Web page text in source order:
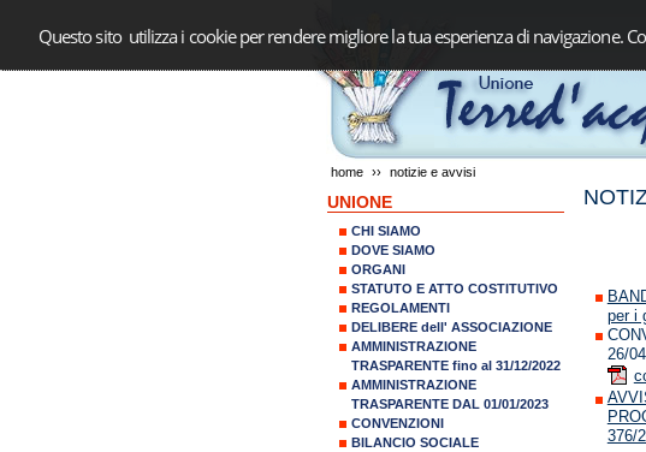
Questo sito utilizza i cookie per rendere migliore la tua esperienza di navigazione.
home ›› notizie e avvisi
UNIONE
CHI SIAMO
DOVE SIAMO
ORGANI
STATUTO E ATTO COSTITUTIVO
REGOLAMENTI
DELIBERE dell' ASSOCIAZIONE
AMMINISTRAZIONE
TRASPARENTE fino al 31/12/2022
AMMINISTRAZIONE
TRASPARENTE DAL 01/01/2023
CONVENZIONI
BILANCIO SOCIALE
per i
26/
376/